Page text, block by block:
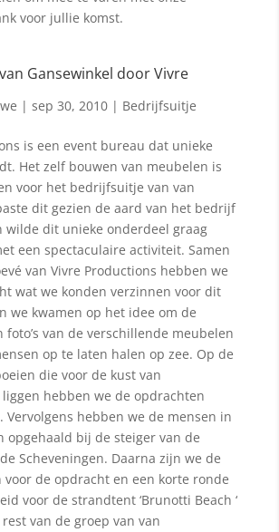
voor jullie komst.
Gansewinkel door Vivre
| sep 30, 2010| Bedrijfsuitje
is een event bureau dat unieke
Het zelf bouwen van meubelen is
voor het bedrijfsuitje van van
dit gezien de aard van het bedrijf
wilde dit unieke onderdeel graag
een spectaculaire activiteit. Samen
van Vivre Productions hebben we
wat we konden verzinnen voor dit
we kwamen op het idee om de
van de verschillende meubelen
op te laten halen op zee. Op de
die voor de kust van
hebben we de opdrachten
Vervolgens hebben we de mensen in
opgehaald bij de steiger van de
Scheveningen. Daarna zijn we de
voor de opdracht en een korte ronde
voor de strandtent ‘Brunotti Beach ‘
van de groep van van